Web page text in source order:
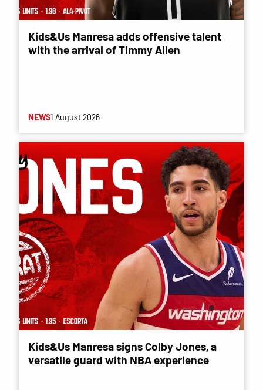
Kids&Us Manresa adds offensive talent
with the arrival of Timmy Allen
NEWS1 August 2026
Kids&Us Manresa signs Colby Jones, a
versatile guard with NBA experience